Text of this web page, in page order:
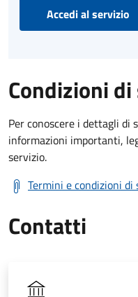
Accedi al servizio
Condizioni
Per conoscere i dettagli di
informazioni importanti,
servizio.
Termini e condizioni di
Contatti